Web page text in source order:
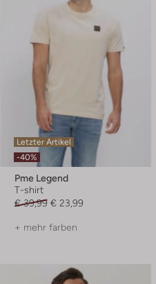
Letzter Artikel
-40%
Pme Legend
T-shirt
€ 39,99 € 23,99
+ mehr farben